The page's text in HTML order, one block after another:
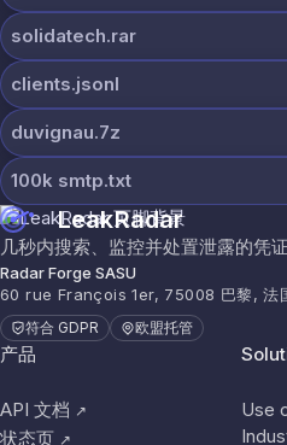
solidatech.rar
clients.jsonl
duvignau.7z
100k smtp.txt
LeakRadar
几秒内搜索、监控并处置泄露的凭证
Radar Forge SASU
60 rue François 1er, 75008 巴黎, 法
符合 GDPR 欧盟托管
产品
API 文档 ↗
状态页 ↗
Use